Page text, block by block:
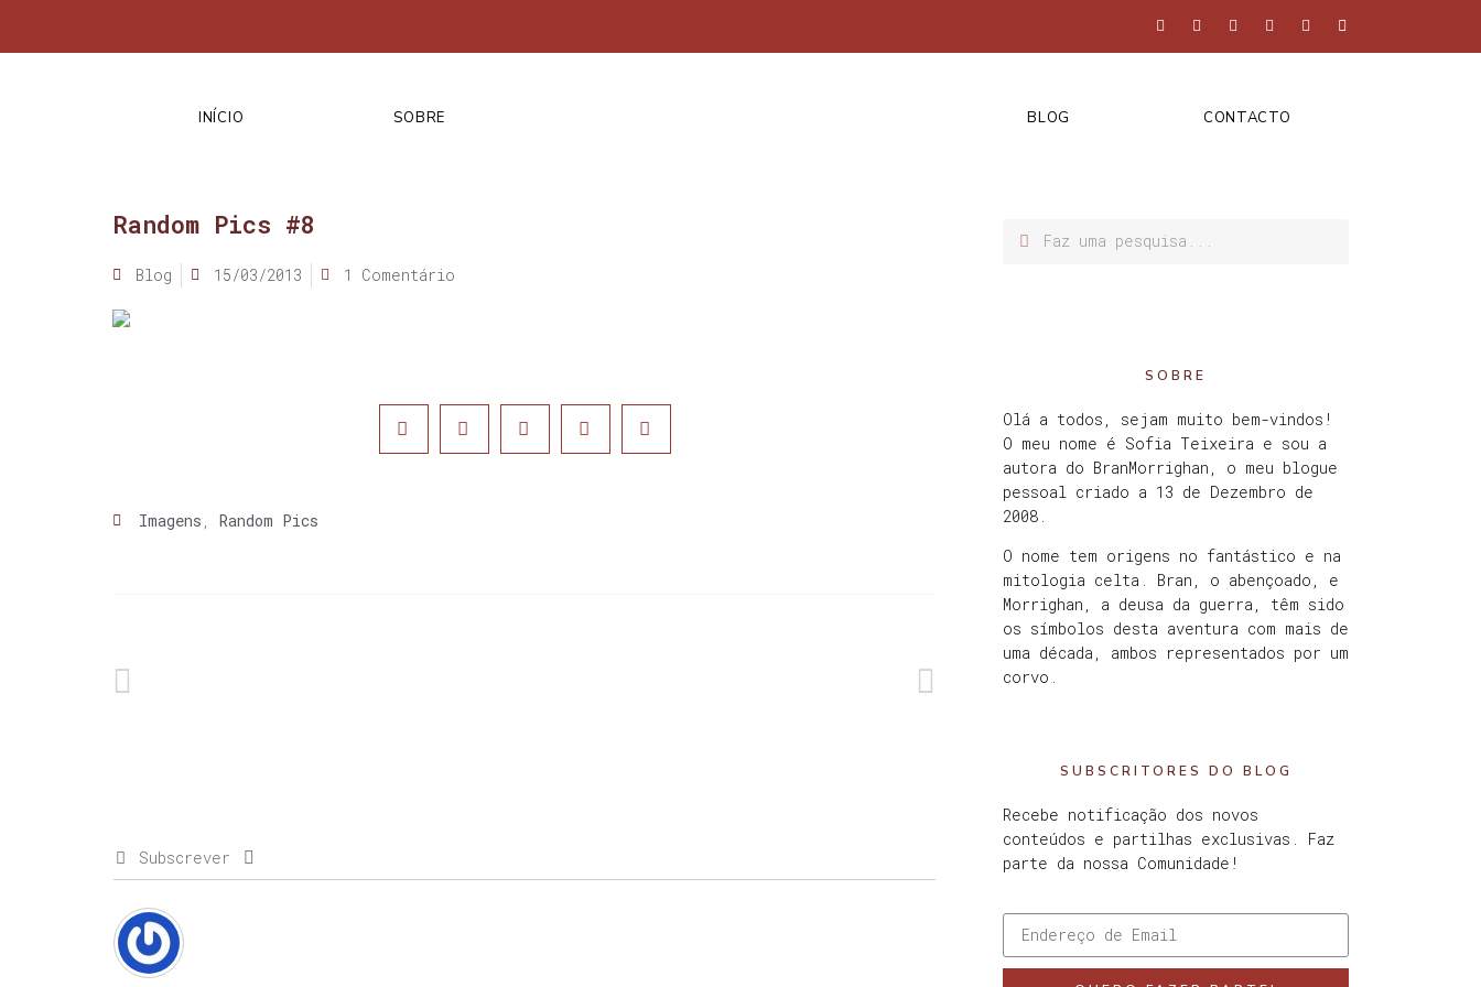
INÍCIO SOBRE BLOG CONTACTO
Random Pics #8
Blog 15/03/2013 1 Comentário
Imagens , Random Pics
Subscrever
SOBRE
Olá a todos, sejam muito bem-vindos!
O meu nome é Sofia Teixeira e sou a
autora do BranMorrighan, o meu blogue
pessoal criado a 13 de Dezembro de
2008.
O nome tem origens no fantástico e na
mitologia celta. Bran, o abençoado, e
Morrighan, a deusa da guerra, têm sido
os símbolos desta aventura com mais de
uma década, ambos representados por um
corvo.
SUBSCRITORES DO BLOG
Recebe notificação dos novos
conteúdos e partilhas exclusivas. Faz
parte da nossa Comunidade!